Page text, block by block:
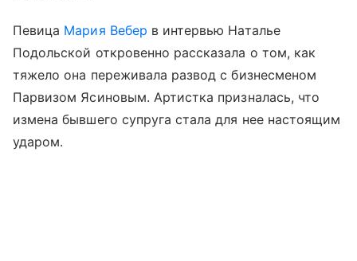
Певица Мария Вебер в интервью Наталье
Подольской откровенно рассказала о том, как
тяжело она переживала развод с бизнесменом
Парвизом Ясиновым. Артистка призналась, что
измена бывшего супруга стала для нее настоящим
ударом.